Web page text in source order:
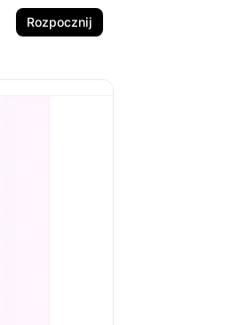
Rozpocznij